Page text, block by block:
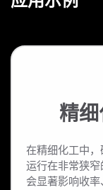
精
在精细化工中
运行在非常狭
会显著影响收